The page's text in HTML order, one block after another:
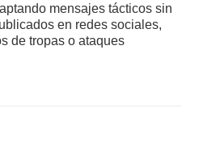
mensajes tácticos sin
en redes sociales,
de tropas o ataques